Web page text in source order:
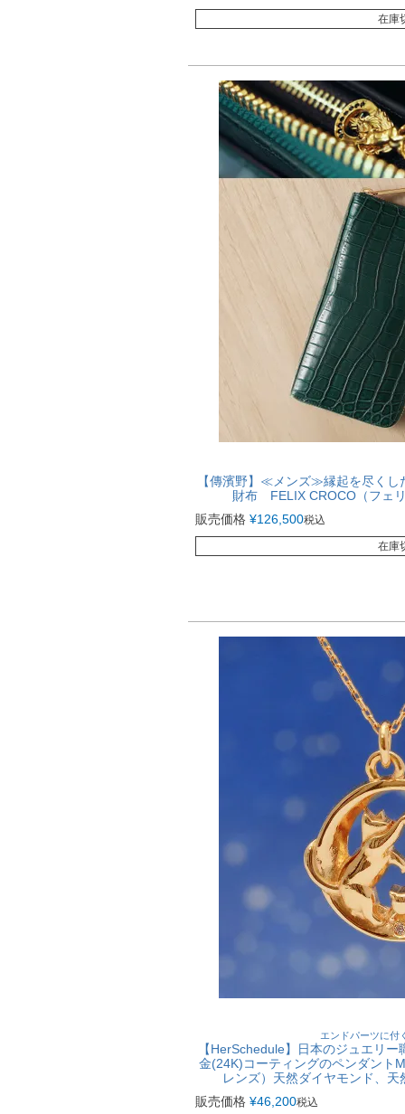
在庫
【傳濱野】≪メンズ≫縁起を尽くし
財布 FELIX CROCO（フェ
販売価格 ¥126,500税込
在庫
エンドパーツに付
【HerSchedule】日本のジュエリ
金(24K)コーティングのペンダント
レンズ）天然ダイヤモンド、
販売価格 ¥46,200税込